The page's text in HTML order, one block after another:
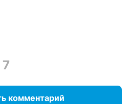
7
комментарий